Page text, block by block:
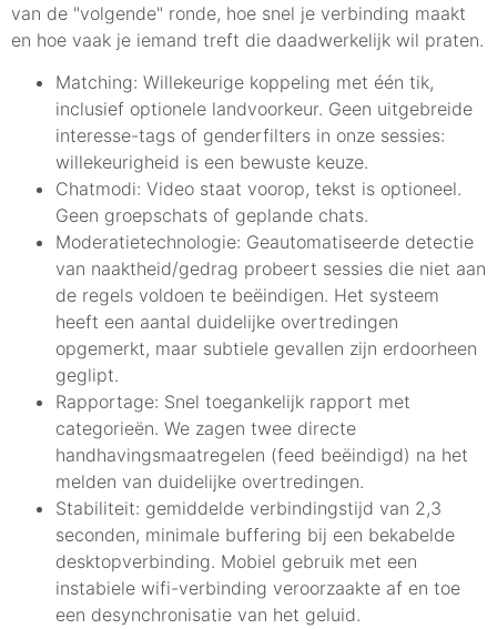
van de "volgende" ronde, hoe snel je verbinding maakt
en hoe vaak je iemand treft die daadwerkelijk wil praten.
Matching: Willekeurige koppeling met één tik,
inclusief optionele landvoorkeur. Geen uitgebreide
interesse-tags of genderfilters in onze sessies:
willekeurigheid is een bewuste keuze.
Chatmodi: Video staat voorop, tekst is optioneel.
Geen groepschats of geplande chats.
Moderatietechnologie: Geautomatiseerde detectie
van naaktheid/gedrag probeert sessies die niet aan
de regels voldoen te beëindigen. Het systeem
heeft een aantal duidelijke overtredingen
opgemerkt, maar subtiele gevallen zijn erdoorheen
geglipt.
Rapportage: Snel toegankelijk rapport met
categorieën. We zagen twee directe
handhavingsmaatregelen (feed beëindigd) na het
melden van duidelijke overtredingen.
Stabiliteit: gemiddelde verbindingstijd van 2,3
seconden, minimale buffering bij een bekabelde
desktopverbinding. Mobiel gebruik met een
instabiele wifi-verbinding veroorzaakte af en toe
een desynchronisatie van het geluid.